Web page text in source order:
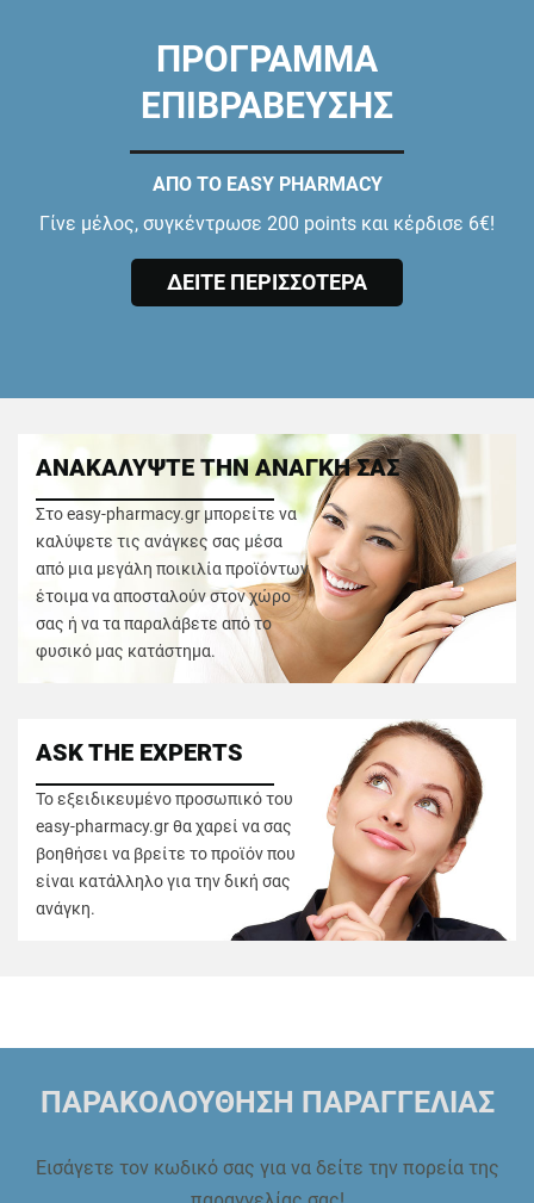
ΠΡΟΓΡΑΜΜΑ
ΕΠΙΒΡΑΒΕΥΣΗΣ
ΑΠΟ ΤΟ EASY PHARMACY
Γίνε μέλος, συγκέντρωσε 200 points και κέρδισε 6€!
ΔΕΙΤΕ ΠΕΡΙΣΣΟΤΕΡΑ
ΑΝΑΚΑΛΥΨΤΕ ΤΗΝ ΑΝΑΓΚΗ ΣΑΣ
Στο easy-pharmacy.gr μπορείτε να
καλύψετε τις ανάγκες σας μέσα
από μια μεγάλη ποικιλία προϊόντων
έτοιμα να αποσταλούν στον χώρο
σας ή να τα παραλάβετε από το
φυσικό μας κατάστημα.
ASK THE EXPERTS
Το εξειδικευμένο προσωπικό του
easy-pharmacy.gr θα χαρεί να σας
βοηθήσει να βρείτε το προϊόν που
είναι κατάλληλο για την δική σας
ανάγκη.
ΠΑΡΑΚΟΛΟΥΘΗΣΗ ΠΑΡΑΓΓΕΛΙΑΣ
Εισάγετε τον κωδικό σας για να δείτε την πορεία της